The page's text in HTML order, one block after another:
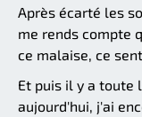
Après écarté les
me rends compte
ce malaise, ce
Et puis il y a toute
aujourd'hui, j'ai